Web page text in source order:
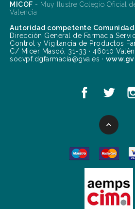
MICOF - Muy Ilustre Colegio Oficial
Valencia
Autoridad competente Comunidad
Dirección General de Farmacia
Control y Vigilancia de Productos
C/ Micer Mascó, 31-33 · 46010
socvpf.dgfarmacia@gva.es ·
